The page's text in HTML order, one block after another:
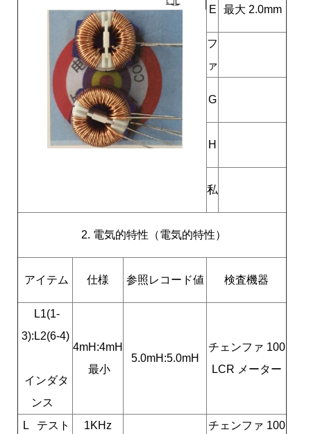
E 最大 2.0mm
フ
ァ
G
H
私
2. 電気的特性（電気的特性）
アイテム 仕様 参照レコード値 検査機器
L1(1-
3):L2(6-4)
インダタ
ンス
4mH:4mH
最小
5.0mH:5.0mH
チェンファ 100
LCR メーター
L テスト
1KHz
チェンファ 100